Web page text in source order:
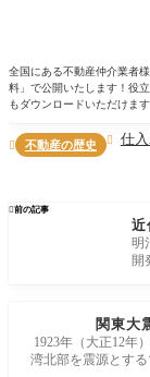
全国にある不動産仲介業者
料」で公開いたします！役
もダウンロードいただけま
 不動産の歴史  仕
前の記事
近
明
開
関東大
1923年（大正12年
湾北部を震源とす